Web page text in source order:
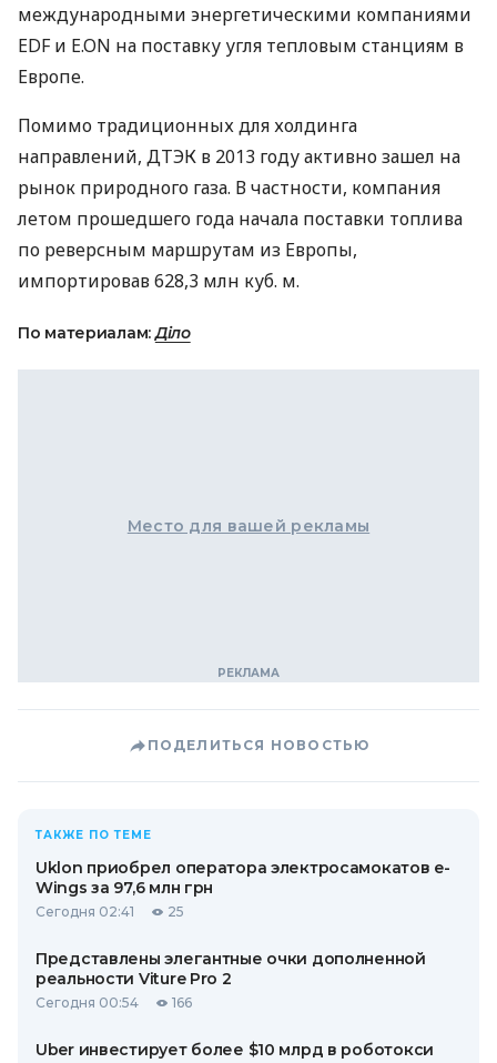
международными энергетическими компаниями
EDF и E.ON на поставку угля тепловым станциям в
Европе.
Помимо традиционных для холдинга
направлений, ДТЭК в 2013 году активно зашел на
рынок природного газа. В частности, компания
летом прошедшего года начала поставки топлива
по реверсным маршрутам из Европы,
импортировав 628,3 млн куб. м.
По материалам:Діло
Место для вашей рекламы
ПОДЕЛИТЬСЯ НОВОСТЬЮ
ТАКЖЕ ПО ТЕМЕ
Uklon приобрел оператора электросамокатов e-
Wings за 97,6 млн грн
Сегодня 02:41 25
Представлены элегантные очки дополненной
реальности Viture Pro 2
Сегодня 00:54 166
Uber инвестирует более $10 млрд в роботокси